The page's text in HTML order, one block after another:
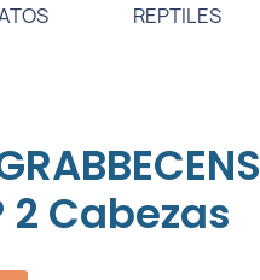
REPTILES
2 Cabezas